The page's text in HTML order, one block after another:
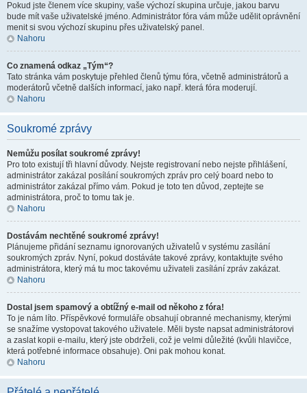
Pokud jste členem více skupiny, vaše výchozí skupina určuje, jakou barvu
bude mít vaše uživatelské jméno. Administrátor fóra vám může udělit oprávnění
menit si svou výchozí skupinu přes uživatelský panel.
Nahoru
Co znamená odkaz „Tým“?
Tato stránka vám poskytuje přehled členů týmu fóra, včetně administrátorů a
moderátorů včetně dalších informací, jako např. která fóra moderují.
Nahoru
Soukromé zprávy
Nemůžu posílat soukromé zprávy!
Pro toto existují tři hlavní důvody. Nejste registrovaní nebo nejste přihlášení,
administrátor zakázal posílání soukromých zpráv pro celý board nebo to
administrátor zakázal přímo vám. Pokud je toto ten důvod, zeptejte se
administrátora, proč to tomu tak je.
Nahoru
Dostávám nechtěné soukromé zprávy!
Plánujeme přidání seznamu ignorovaných uživatelů v systému zasílání
soukromých zpráv. Nyní, pokud dostáváte takové zprávy, kontaktujte svého
administrátora, který má tu moc takovému uživateli zasílání zpráv zakázat.
Nahoru
Dostal jsem spamový a obtížný e-mail od někoho z fóra!
To je nám líto. Příspěvkové formuláře obsahují obranné mechanismy, kterými
se snažíme vystopovat takového uživatele. Měli byste napsat administrátorovi
a zaslat kopii e-mailu, který jste obdrželi, což je velmi důležité (kvůli hlavičce,
která potřebné informace obsahuje). Oni pak mohou konat.
Nahoru